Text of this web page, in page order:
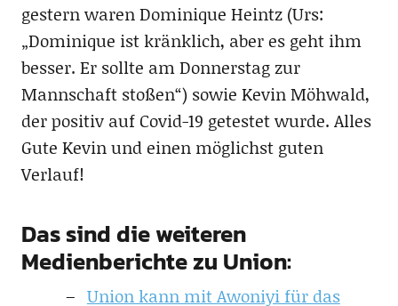
gestern waren Dominique Heintz (Urs:
„Dominique ist kränklich, aber es geht ihm
besser. Er sollte am Donnerstag zur
Mannschaft stoßen“) sowie Kevin Möhwald,
der positiv auf Covid-19 getestet wurde. Alles
Gute Kevin und einen möglichst guten
Verlauf!
Das sind die weiteren
Medienberichte zu Union:
Union kann mit Awoniyi für das